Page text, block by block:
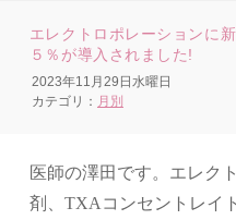
エレクトロポレーションに
５％が導入されました!
2023年11月29日水曜日
カテゴリ： 月別
医師の澤田です。エレク
剤、 TXA コンセントレイ